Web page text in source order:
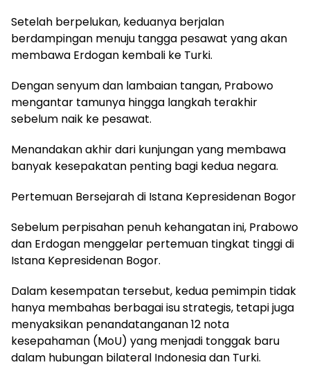
Setelah berpelukan, keduanya berjalan
berdampingan menuju tangga pesawat yang akan
membawa Erdogan kembali ke Turki.
Dengan senyum dan lambaian tangan, Prabowo
mengantar tamunya hingga langkah terakhir
sebelum naik ke pesawat.
Menandakan akhir dari kunjungan yang membawa
banyak kesepakatan penting bagi kedua negara.
Pertemuan Bersejarah di Istana Kepresidenan Bogor
Sebelum perpisahan penuh kehangatan ini, Prabowo
dan Erdogan menggelar pertemuan tingkat tinggi di
Istana Kepresidenan Bogor.
Dalam kesempatan tersebut, kedua pemimpin tidak
hanya membahas berbagai isu strategis, tetapi juga
menyaksikan penandatanganan 12 nota
kesepahaman (MoU) yang menjadi tonggak baru
dalam hubungan bilateral Indonesia dan Turki.